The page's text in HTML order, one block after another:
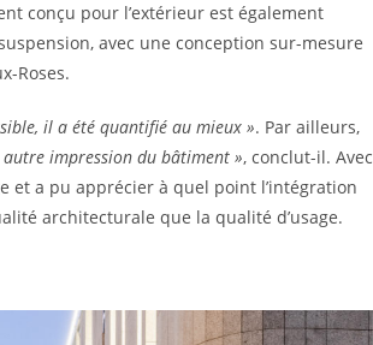
conçu pour l’extérieur est également
avec une conception sur-mesure
Roses.
il a été quantifié au mieux ». Par ailleurs,
autre impression du bâtiment », conclut-il. Avec
et a pu apprécier à quel point l’intégration
architecturale que la qualité d’usage.